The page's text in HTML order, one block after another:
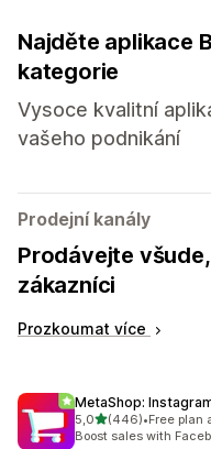
Najděte aplikace
kategorie
Vysoce kvalitní
vašeho podnikání
Prodejní kanály
Prodávejte
zákazníci
Prozkoumat více
MetaShop:
5,0z 5 hvězd
(446)
Celkový počet recenzí:
•Free plan
Boost sales with